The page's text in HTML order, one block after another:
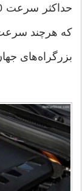
که هرچند سرعت
بزرگراه‌های